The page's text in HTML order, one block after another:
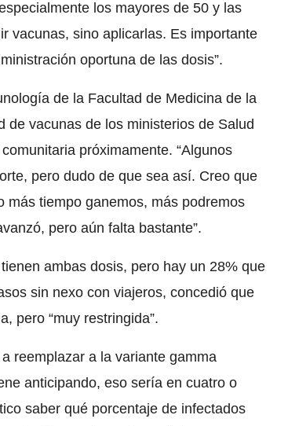
los mayores de 50 y las
vacunas, sino aplicarlas. Es importante
oportuna de las dosis”.
de la Facultad de Medicina de la
de vacunas de los ministerios de Salud
próximamente. “Algunos
pero dudo de que sea así. Creo que
más tiempo ganemos, más podremos
pero aún falta bastante”.
ambas dosis, pero hay un 28% que
sin nexo con viajeros, concedió que
pero “muy restringida”.
reemplazar a la variante gamma
anticipando, eso sería en cuatro o
saber qué porcentaje de infectados